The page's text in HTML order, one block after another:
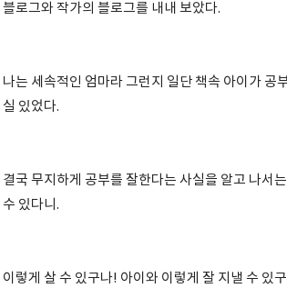
블로그와 작가의 블로그를 내내 보았다.
나는 세속적인 엄마라 그런지 일단 책속 아이가
실 있었다.
결국 무지하게 공부를 잘한다는 사실을 알고 나서
수 있다니.
이렇게 살 수 있구나! 아이와 이렇게 잘 지낼 수 있